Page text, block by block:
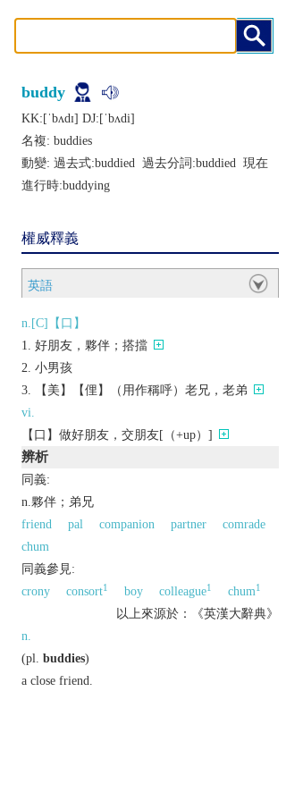
buddy
KK:[ˈbʌdɪ] DJ:[ˈbʌdi]
名複: buddies
動變: 過去式:buddied 過去分詞:buddied 現在
進行時:buddying
權威釋義
英語
n.[C]【口】
好朋友，夥伴；搭擋
小男孩
【美】【俚】（用作稱呼）老兄，老弟
vi.
【口】做好朋友，交朋友[（+up）]
辨析
同義:
n.夥伴；弟兄
friend
pal companion partner
comrade
chum
同義參見:
crony
consort1 boy colleague1 chum1
以上來源於：《英漢大辭典》
n.
(pl. buddies)
a close friend.